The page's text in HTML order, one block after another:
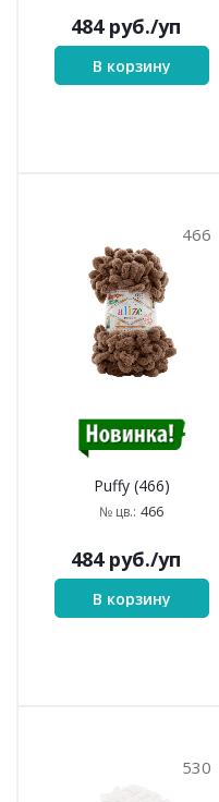
484руб./уп
В корзину
466
Puffy (466)
№ цв.: 466
484руб./уп
В корзину
530